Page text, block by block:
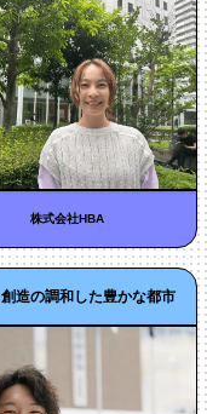
株式会社HBA
造の調和した豊かな都市